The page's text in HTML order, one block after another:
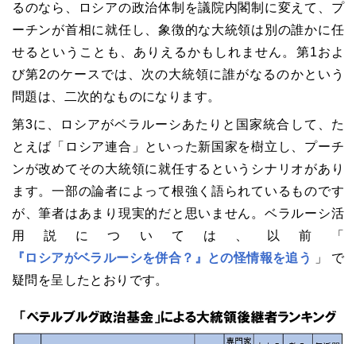
るのなら、ロシアの政治体制を議院内閣制に変えて、プ
ーチンが首相に就任し、象徴的な大統領は別の誰かに任
せるということも、ありえるかもしれません。第1およ
び第2のケースでは、次の大統領に誰がなるのかという
問題は、二次的なものになります。
第3に、ロシアがベラルーシあたりと国家統合して、た
とえば「ロシア連合」といった新国家を樹立し、プーチ
ンが改めてその大統領に就任するというシナリオがあり
ます。一部の論者によって根強く語られているものです
が、筆者はあまり現実的だと思いません。ベラルーシ活
用説については、以前「
『ロシアがベラルーシを併合？』との怪情報を追う
」で
疑問を呈したとおりです。